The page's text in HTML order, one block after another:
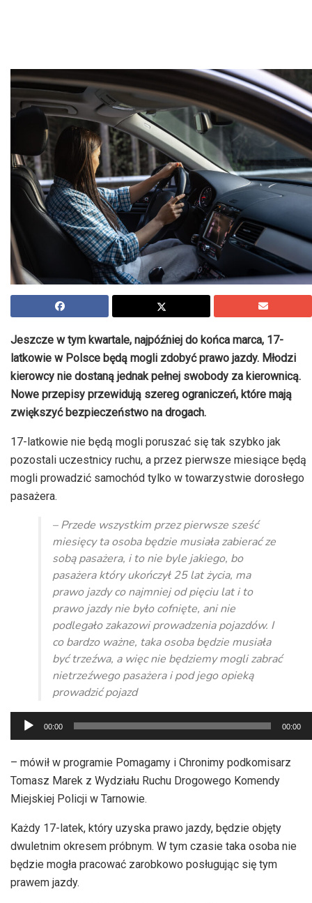
Jeszcze w tym kwartale, najpóźniej do końca marca, 17-
latkowie w Polsce będą mogli zdobyć prawo jazdy. Młodzi
kierowcy nie dostaną jednak pełnej swobody za kierownicą.
Nowe przepisy przewidują szereg ograniczeń, które mają
zwiększyć bezpieczeństwo na drogach.
17-latkowie nie będą mogli poruszać się tak szybko jak
pozostali uczestnicy ruchu, a przez pierwsze miesiące będą
mogli prowadzić samochód tylko w towarzystwie dorosłego
pasażera.
– Przede wszystkim przez pierwsze sześć
miesięcy ta osoba będzie musiała zabierać ze
sobą pasażera, i to nie byle jakiego, bo
pasażera który ukończył 25 lat życia, ma
prawo jazdy co najmniej od pięciu lat i to
prawo jazdy nie było cofnięte, ani nie
podlegało zakazowi prowadzenia pojazdów. I
co bardzo ważne, taka osoba będzie musiała
być trzeźwa, a więc nie będziemy mogli zabrać
nietrzeźwego pasażera i pod jego opieką
prowadzić pojazd
Odtwarzacz
plików
dźwiękowych
00:00 00:00
– mówił w programie Pomagamy i Chronimy podkomisarz
Tomasz Marek z Wydziału Ruchu Drogowego Komendy
Miejskiej Policji w Tarnowie.
Każdy 17-latek, który uzyska prawo jazdy, będzie objęty
dwuletnim okresem próbnym. W tym czasie taka osoba nie
będzie mogła pracować zarobkowo posługując się tym
prawem jazdy.